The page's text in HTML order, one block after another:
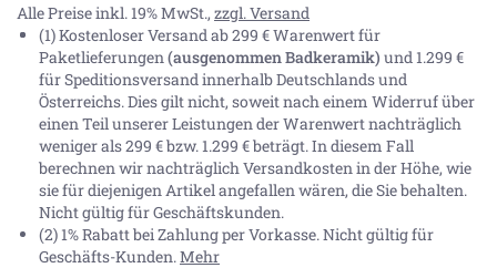
Alle Preise inkl. 19% MwSt., zzgl. Versand
(1) Kostenloser Versand ab 299 € Warenwert für
Paketlieferungen(ausgenommen Badkeramik) und 1.299 €
für Speditionsversand innerhalb Deutschlands und
Österreichs. Dies gilt nicht, soweit nach einem Widerruf über
einen Teil unserer Leistungen der Warenwert nachträglich
weniger als 299 € bzw. 1.299 € beträgt. In diesem Fall
berechnen wir nachträglich Versandkosten in der Höhe, wie
sie für diejenigen Artikel angefallen wären, die Sie behalten.
Nicht gültig für Geschäftskunden.
(2) 1% Rabatt bei Zahlung per Vorkasse. Nicht gültig für
Geschäfts-Kunden.Mehr